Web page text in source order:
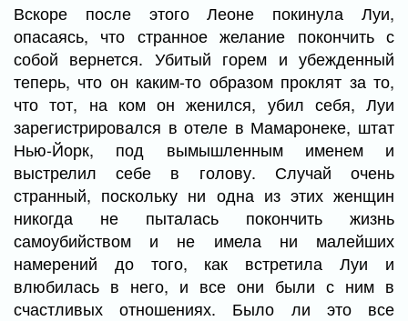
Вскоре после этого Леоне покинула Луи,
опасаясь, что странное желание покончить с
собой вернется. Убитый горем и убежденный
теперь, что он каким-то образом проклят за то,
что тот, на ком он женился, убил себя, Луи
зарегистрировался в отеле в Мамаронеке, штат
Нью-Йорк, под вымышленным именем и
выстрелил себе в голову. Случай очень
странный, поскольку ни одна из этих женщин
никогда не пыталась покончить жизнь
самоубийством и не имела ни малейших
намерений до того, как встретила Луи и
влюбилась в него, и все они были с ним в
счастливых отношениях. Было ли это все